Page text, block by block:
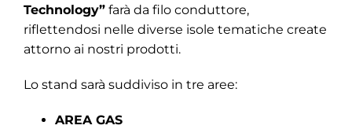
Technology”farà da filo conduttore,
riflettendosi nelle diverse isole tematiche create
attorno ai nostri prodotti.
Lo stand sarà suddiviso in tre aree:
AREA GAS